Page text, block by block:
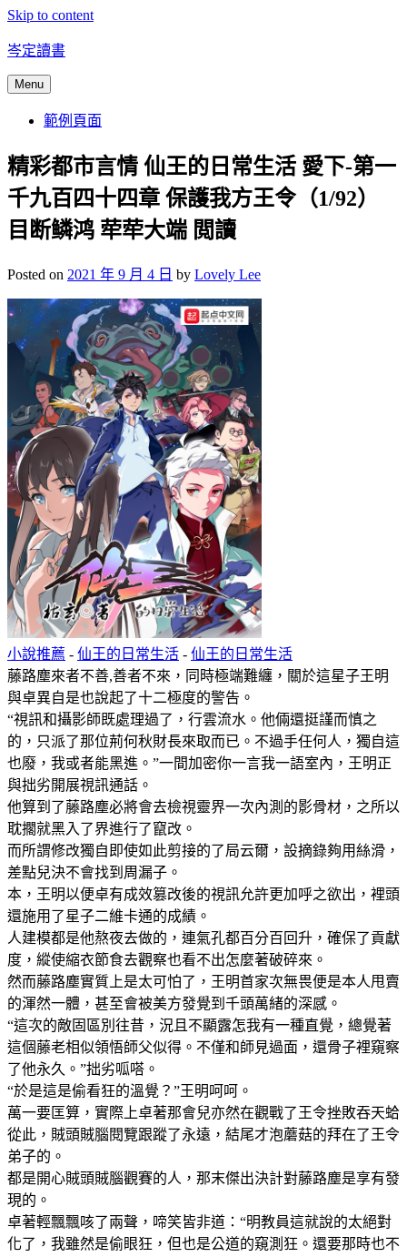
Skip to content
岑定讀書
Menu
範例頁面
精彩都市言情 仙王的日常生活 愛下-第一
千九百四十四章 保護我方王令（1/92）
目断鳞鸿 荦荦大端 閲讀
Posted on 2021 年 9 月 4 日 by Lovely Lee
小說推薦 - 仙王的日常生活 - 仙王的日常生活
藤路塵來者不善,善者不來，同時極端難纏，關於這星子王明
與卓異自是也說起了十二極度的警告。
“視訊和攝影師既處理過了，行雲流水。他倆還挺謹而慎之
的，只派了那位荊何秋財長來取而已。不過手任何人，獨自這
也廢，我或者能黑進。”一間加密你一言我一語室內，王明正
與拙劣開展視訊通話。
他算到了藤路塵必將會去檢視靈界一次內測的影骨材，之所以
耽擱就黑入了界進行了竄改。
而所謂修改獨自即使如此剪接的了局云爾，設摘錄夠用絲滑，
差點兒決不會找到周漏子。
本，王明以便卓有成效篡改後的視訊允許更加呼之欲出，裡頭
還施用了星子二維卡通的成績。
人建模都是他熬夜去做的，連氣孔都百分百回升，確保了貢獻
度，縱使縮衣節食去觀察也看不出怎麼著破碎來。
然而藤路塵實質上是太可怕了，王明首家次無畏便是本人甩賣
的渾然一體，甚至會被美方發覺到千頭萬緒的深感。
“這次的敵固區別往昔，況且不顯露怎我有一種直覺，總覺著
這個藤老相似領悟師父似得。不僅和師見過面，還骨子裡窺察
了他永久。”拙劣呱嗒。
“於是這是偷看狂的溫覺？”王明呵呵。
萬一要匡算，實際上卓著那會兒亦然在觀戰了王令挫敗吞天蛤
從此，賊頭賊腦閱覽跟蹤了永遠，結尾才泡蘑菇的拜在了王令
弟子的。
都是開心賊頭賊腦觀賽的人，那末傑出決計對藤路塵是享有發
現的。
卓著輕飄飄咳了兩聲，啼笑皆非道：“明教員這就說的太絕對
化了，我雖然是偷眼狂，但也是公道的窺測狂。還要那時也不